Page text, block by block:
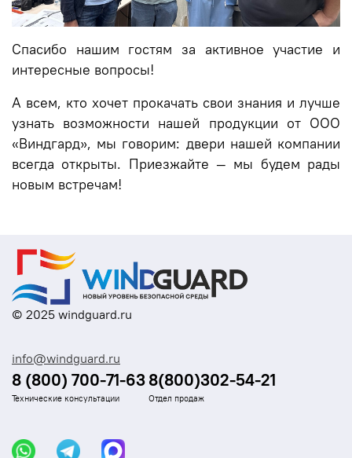
Спасибо нашим гостям за активное участие и
интересные вопросы!
А всем, кто хочет прокачать свои знания и лучше
узнать возможности нашей продукции от ООО
«Виндгард», мы говорим: двери нашей компании
всегда открыты. Приезжайте — мы будем рады
новым встречам!
8 (800) 700-71-63
Технические консультации
8(800)302-54-21
Отдел продаж
info@windguard.ru
© 2025 windguard.ru